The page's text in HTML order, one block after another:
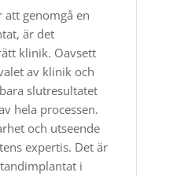
genomgå en
är det
klinik. Oavsett
av klinik och
slutresultatet
hela processen.
och utseende
expertis. Det är
i